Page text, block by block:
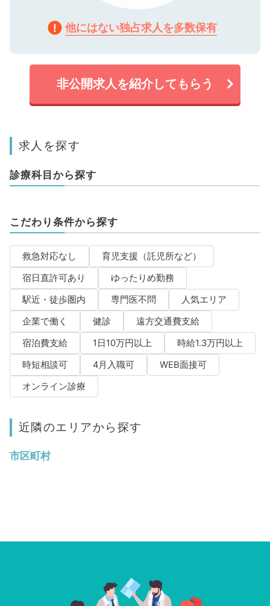
他にはない独占求人を多数保有
非公開求人を紹介してもらう
求人を探す
診療科目から探す
こだわり条件から探す
救急対応なし
育児支援（託児所など）
宿日直許可あり
ゆったりめ勤務
駅近・徒歩圏内
専門医不問
人気エリア
企業で働く
健診
遠方交通費支給
宿泊費支給
1日10万円以上
時給1.3万円以上
時短相談可
4月入職可
WEB面接可
オンライン診療
近隣のエリアから探す
市区町村